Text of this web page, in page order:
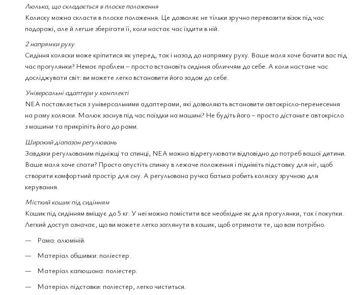
Люлька, що складається в плоске положення
Колиску можна скласти в плоске положення. Це дозволяє не тільки зручно перевозити візок під час
подорожі, але й легше зберігати її, коли настає час їздити в ній.
2 напрямки руху
Сидіння коляски може кріпитися як уперед, так і назад до напрямку руху. Ваше маля хоче бачити вас під
час прогулянки? Немає проблем – просто встановіть сидіння обличчям до себе. А коли настане час
досліджувати світ: ви можете легко встановити його задом до себе.
Універсальні адаптери у комплекті
NEA поставляється з універсальними адаптерами, які дозволяють встановити автокрісло-перенесення
на раму коляски. Малюк заснув під час поїздки на машині? Не будіть його – просто дістаньте автокрісло
з машини та прикріпіть його до рами.
Широкий діапазон регулювань
Завдяки регульованим підніжці та спинці, NEA можна відрегулювати відповідно до потреб вашої дитини.
Ваше маля хоче спати? Просто опустіть спинку в лежаче положення і підніміть підставку для ніг, щоб
створити комфортний простір для сну. А регульована ручка батька робить коляску зручною для
керування.
Місткий кошик під сидінням
Кошик під сидінням вміщує до 5 кг. У неї можна помістити все необхідне як для прогулянки, так і покупки.
Легкий доступ означає, що ви можете легко заглянути в кошик, щоб отримати те, що вам потрібно.
Рама: алюміній.
Матеріал обшивки: поліестер.
Матеріал капюшона: поліестер.
Матеріал підставки: поліестер, легко чиститься.